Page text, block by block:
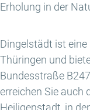
Erholung in der
Dingelstädt ist
Thüringen und
Bundesstraße
erreichen Sie auch
Heiligenstadt, in